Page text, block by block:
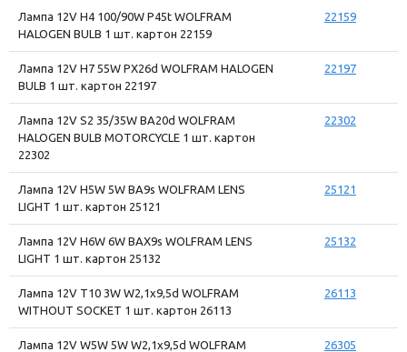
Лампа 12V H4 100/90W P45t WOLFRAM
HALOGEN BULB 1 шт. картон 22159
22159
Лампа 12V H7 55W PX26d WOLFRAM HALOGEN
BULB 1 шт. картон 22197
22197
Лампа 12V S2 35/35W BA20d WOLFRAM
HALOGEN BULB MOTORCYCLE 1 шт. картон
22302
22302
Лампа 12V H5W 5W BA9s WOLFRAM LENS
LIGHT 1 шт. картон 25121
25121
Лампа 12V H6W 6W BAX9s WOLFRAM LENS
LIGHT 1 шт. картон 25132
25132
Лампа 12V T10 3W W2,1x9,5d WOLFRAM
WITHOUT SOCKET 1 шт. картон 26113
26113
Лампа 12V W5W 5W W2,1x9,5d WOLFRAM
26305